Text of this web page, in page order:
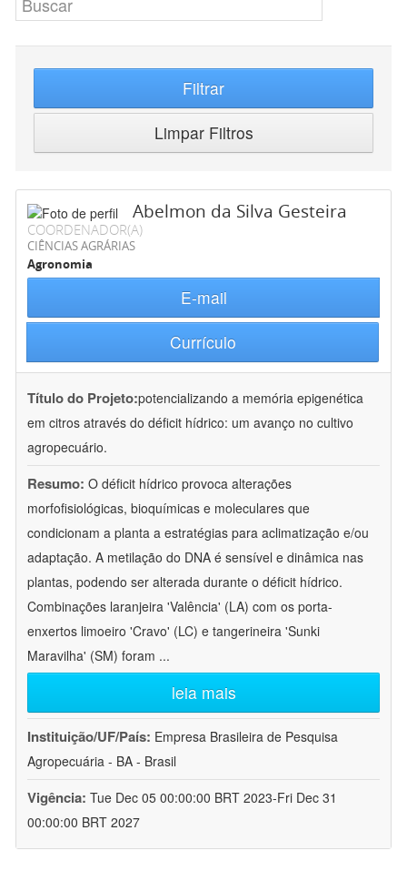
Filtrar
Limpar Filtros
Abelmon da Silva Gesteira
COORDENADOR(A)
CIÊNCIAS AGRÁRIAS
Agronomia
E-mail
Currículo
Título do Projeto:potencializando a memória epigenética
em citros através do déficit hídrico: um avanço no cultivo
agropecuário.
Resumo: O déficit hídrico provoca alterações
morfofisiológicas, bioquímicas e moleculares que
condicionam a planta a estratégias para aclimatização e/ou
adaptação. A metilação do DNA é sensível e dinâmica nas
plantas, podendo ser alterada durante o déficit hídrico.
Combinações laranjeira 'Valência' (LA) com os porta-
enxertos limoeiro 'Cravo' (LC) e tangerineira 'Sunki
Maravilha' (SM) foram ...
leia mais
Instituição/UF/País: Empresa Brasileira de Pesquisa
Agropecuária - BA - Brasil
Vigência: Tue Dec 05 00:00:00 BRT 2023-Fri Dec 31
00:00:00 BRT 2027